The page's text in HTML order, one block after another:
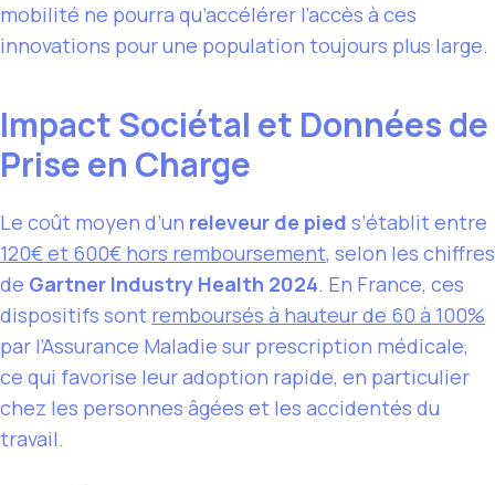
mobilité ne pourra qu’accélérer l’accès à ces
innovations pour une population toujours plus large.
Impact Sociétal et Données de
Prise en Charge
Le coût moyen d’un releveur de pied s’établit entre
120€ et 600€ hors remboursement, selon les chiffres
de Gartner Industry Health 2024. En France, ces
dispositifs sont remboursés à hauteur de 60 à 100%
par l’Assurance Maladie sur prescription médicale,
ce qui favorise leur adoption rapide, en particulier
chez les personnes âgées et les accidentés du
travail.